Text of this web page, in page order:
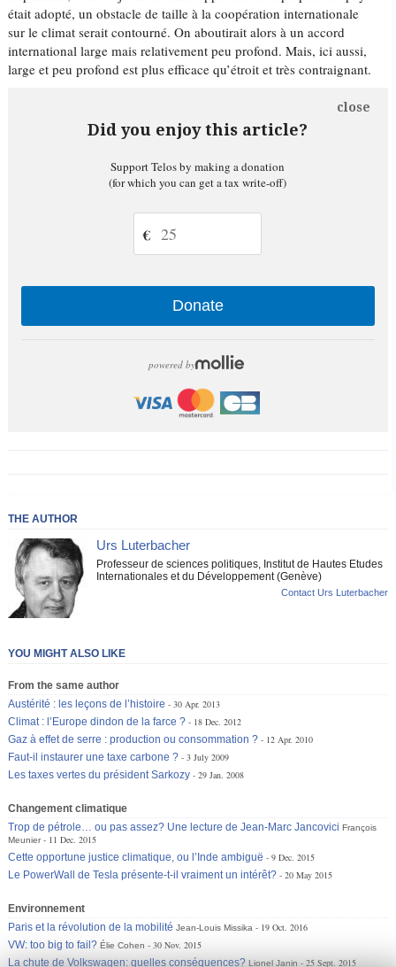
était adopté, un obstacle de taille à la coopération internationale
sur le climat serait contourné. On aboutirait alors à un accord
international large mais relativement peu profond. Mais, ici aussi,
large et peu profond est plus efficace qu’étroit et très contraignant.
Did you enjoy this article?
close
Support Telos by making a donation
(for which you can get a tax write-off)
€
Donate
powered by
THE AUTHOR
Urs Luterbacher
Professeur de sciences politiques, Institut de Hautes Etudes
Internationales et du Développement (Genève)
Contact Urs Luterbacher
YOU MIGHT ALSO LIKE
From the same author
Austérité : les leçons de l’histoire
30 Apr. 2013
Climat : l’Europe dindon de la farce ?
18 Dec. 2012
Gaz à effet de serre : production ou consommation ?
12 Apr. 2010
Faut-il instaurer une taxe carbone ?
3 July 2009
Les taxes vertes du président Sarkozy
29 Jan. 2008
Changement climatique
Trop de pétrole… ou pas assez? Une lecture de Jean-Marc Jancovici François
Meunier
11 Dec. 2015
Cette opportune justice climatique, ou l’Inde ambiguë
9 Dec. 2015
Le PowerWall de Tesla présente-t-il vraiment un intérêt?
20 May 2015
Environnement
Paris et la révolution de la mobilité Jean-Louis Missika
19 Oct. 2016
VW: too big to fail? Élie Cohen
30 Nov. 2015
La chute de Volkswagen: quelles conséquences? Lionel Janin 25 Sept. 2015